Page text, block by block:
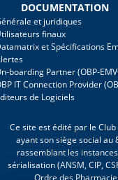
DOCUMENTATION
et juridiques
finaux
et Spécifications
boarding Partner (OBP-
IT Connection Provider
de Logiciels
Ce site est édité par le
ayant son siège social au
rassemblant les
sérialisation (ANSM, CIP,